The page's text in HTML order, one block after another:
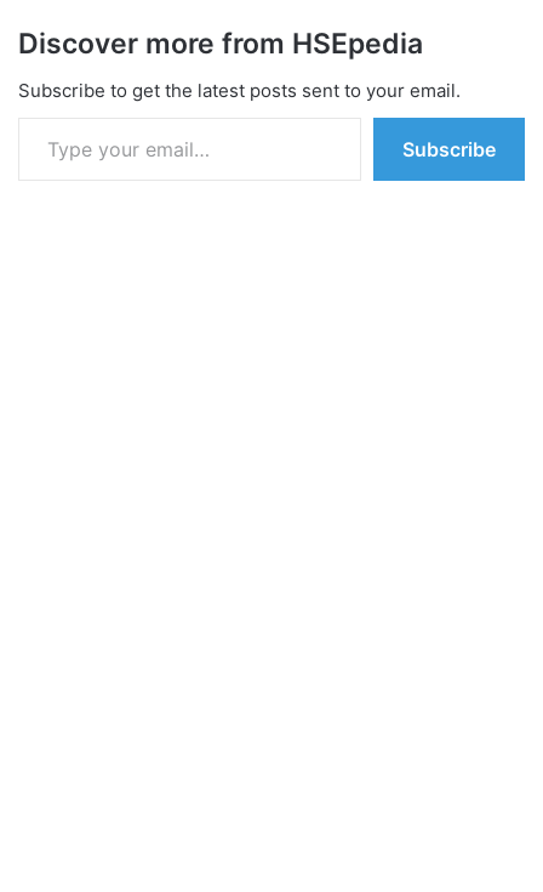
Discover more from HSEpedia
Subscribe to get the latest posts sent to your email.
Type your email…
Subscribe